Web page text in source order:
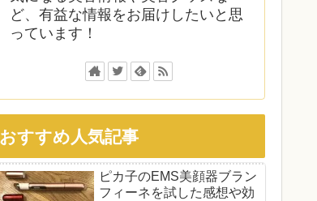
ど、有益な情報をお届けしたいと思
っています！
おすすめ人気記事
ピカ子のEMS美顔器ブラン
フィーネを試した感想や効